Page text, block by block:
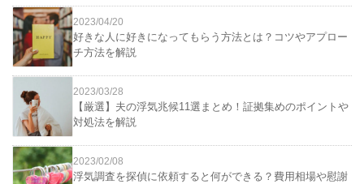
2023/04/20
好きな人に好きになってもらう方法とは？コツやアプロー
チ方法を解説
2023/03/28
【厳選】夫の浮気兆候11選まとめ！証拠集めのポイントや
対処法を解説
2023/02/08
浮気調査を探偵に依頼すると何ができる？費用相場や慰謝